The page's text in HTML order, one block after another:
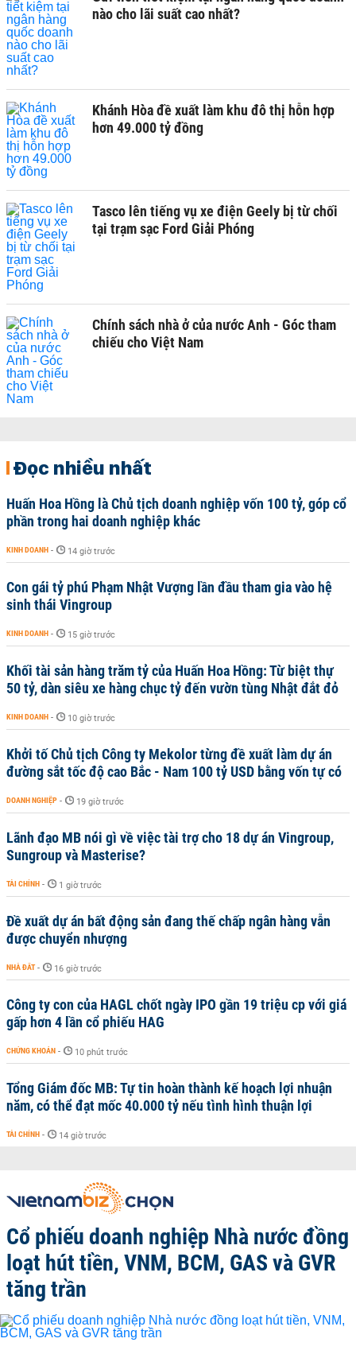
nào cho lãi suất cao nhất?
Khánh Hòa đề xuất làm khu đô thị hỗn hợp
hơn 49.000 tỷ đồng
Tasco lên tiếng vụ xe điện Geely bị từ chối
tại trạm sạc Ford Giải Phóng
Chính sách nhà ở của nước Anh - Góc tham
chiếu cho Việt Nam
Đọc nhiều nhất
Huấn Hoa Hồng là Chủ tịch doanh nghiệp vốn 100 tỷ, góp cổ
phần trong hai doanh nghiệp khác
KINH DOANH - 14 giờ trước
Con gái tỷ phú Phạm Nhật Vượng lần đầu tham gia vào hệ
sinh thái Vingroup
KINH DOANH - 15 giờ trước
Khối tài sản hàng trăm tỷ của Huấn Hoa Hồng: Từ biệt thự
50 tỷ, dàn siêu xe hàng chục tỷ đến vườn tùng Nhật đắt đỏ
KINH DOANH - 10 giờ trước
Khởi tố Chủ tịch Công ty Mekolor từng đề xuất làm dự án
đường sắt tốc độ cao Bắc - Nam 100 tỷ USD bằng vốn tự có
DOANH NGHIỆP - 19 giờ trước
Lãnh đạo MB nói gì về việc tài trợ cho 18 dự án Vingroup,
Sungroup và Masterise?
TÀI CHÍNH - 1 giờ trước
Đề xuất dự án bất động sản đang thế chấp ngân hàng vẫn
được chuyển nhượng
NHÀ ĐẤT - 16 giờ trước
Công ty con của HAGL chốt ngày IPO gần 19 triệu cp với giá
gấp hơn 4 lần cổ phiếu HAG
CHỨNG KHOÁN - 10 phút trước
Tổng Giám đốc MB: Tự tin hoàn thành kế hoạch lợi nhuận
năm, có thể đạt mốc 40.000 tỷ nếu tình hình thuận lợi
TÀI CHÍNH - 14 giờ trước
Cổ phiếu doanh nghiệp Nhà nước đồng
loạt hút tiền, VNM, BCM, GAS và GVR
tăng trần